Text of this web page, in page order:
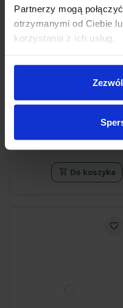
Partnerzy mogą
otrzymanymi od Ciebie
korzystania z ich usług.
leśnym Duck Fresh Stick
3x9 g
Do koszyka